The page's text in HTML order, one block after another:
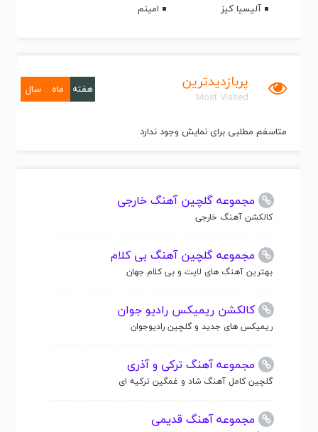
آلیسیا کیز
امینم
پربازدیدترین
Most Visited
هفته ماه سال
متاسفم مطلبی برای نمایش وجود ندارد
مجموعه گلچین آهنگ خارجی
کالکشن آهنگ خارجی
مجموعه گلچین آهنگ بی کلام
بهترین آهنگ های لایت و بی کلام جهان
کالکشن ریمیکس رادیو جوان
ریمیکس های جدید و گلچین رادیوجوان
مجموعه آهنگ ترکی و آذری
گلچین کامل آهنگ شاد و غمگین ترکیه ای
مجموعه آهنگ قدیمی